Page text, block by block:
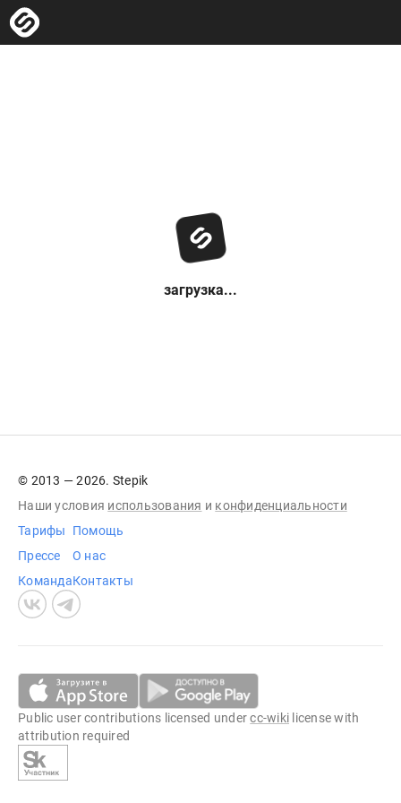
загрузка...
© 2013 — 2026. Stepik
Наши условия использования и конфиденциальности
Тарифы
Прессе
Команда
Помощь
О нас
Контакты
Public user contributions licensed undercc-wiki license with
attribution required